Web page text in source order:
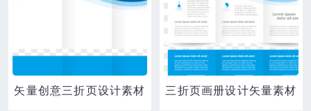
矢量创意三折页设计素材 三折页画册设计矢量素材